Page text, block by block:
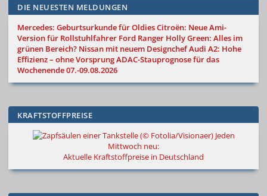
DIE NEUESTEN MELDUNGEN
Mercedes: Geburtsurkunde für OldiesCitroën: Neue Ami-
Version für Rollstuhlfahrer Ford Ranger Holly Green: Alles im
grünen Bereich? Nissan mit neuem DesignchefAudi A2: Hohe
Effizienz – ohne VorsprungADAC-Stauprognose für das
Wochenende 07.-09.08.2026
KRAFTSTOFFPREISE
Jeden
Mittwoch neu:
Aktuelle Kraftstoffpreise in Deutschland